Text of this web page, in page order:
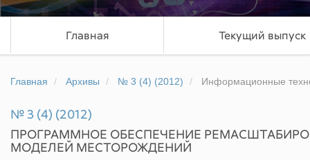
Главная Текущий выпуск
Главная Архивы № 3 (4) (2012) Информационные
№ 3 (4) (2012)
ПРОГРАММНОЕ ОБЕСПЕЧЕНИЕ
МОДЕЛЕЙ МЕСТОРОЖДЕНИЙ